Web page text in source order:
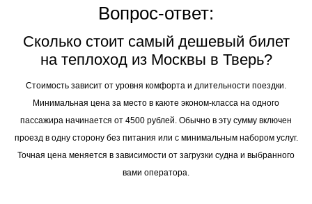
Вопрос-ответ:
Сколько стоит самый дешевый билет
на теплоход из Москвы в Тверь?
Стоимость зависит от уровня комфорта и длительности поездки.
Минимальная цена за место в каюте эконом-класса на одного
пассажира начинается от 4500 рублей. Обычно в эту сумму включен
проезд в одну сторону без питания или с минимальным набором услуг.
Точная цена меняется в зависимости от загрузки судна и выбранного
вами оператора.